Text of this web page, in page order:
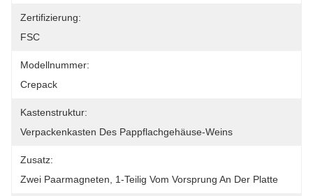
Zertifizierung:
FSC
Modellnummer:
Crepack
Kastenstruktur:
Verpackenkasten Des Pappflachgehäuse-Weins
Zusatz:
Zwei Paarmagneten, 1-Teilig Vom Vorsprung An Der Platte